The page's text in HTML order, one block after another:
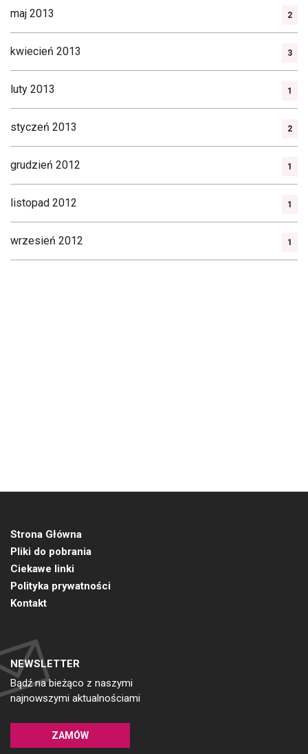
maj 2013 2
kwiecień 2013 3
luty 2013 1
styczeń 2013 2
grudzień 2012 1
listopad 2012 1
wrzesień 2012 1
Strona Główna
Pliki do pobrania
Ciekawe linki
Polityka prywatności
Kontakt
NEWSLETTER
Bądź na bieżąco z naszymi
najnowszymi aktualnościami
ZAMÓW